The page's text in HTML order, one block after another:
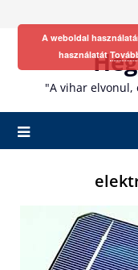
"A vihar elvonul,
A weboldal
használatát